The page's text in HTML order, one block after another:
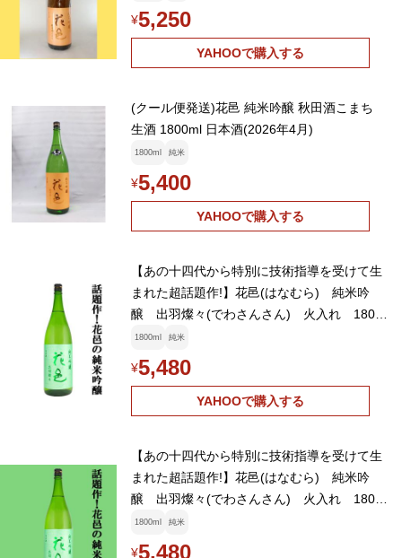
¥5,250
YAHOOで購入する
(クール便発送)花邑 純米吟醸 秋田酒こまち
生酒 1800ml 日本酒(2026年4月)
1800ml 純米
¥5,400
YAHOOで購入する
【あの十四代から特別に技術指導を受けて生
まれた超話題作!】花邑(はなむら) 純米吟
醸 出羽燦々(でわさんさん) 火入れ 1800
ml(クール便推奨)(k)
1800ml 純米
¥5,480
YAHOOで購入する
【あの十四代から特別に技術指導を受けて生
まれた超話題作!】花邑(はなむら) 純米吟
醸 出羽燦々(でわさんさん) 火入れ 1800
ml(クール便推奨)(k)
1800ml 純米
¥5,480